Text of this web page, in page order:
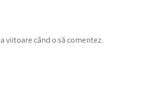
viitoare când o să comentez.